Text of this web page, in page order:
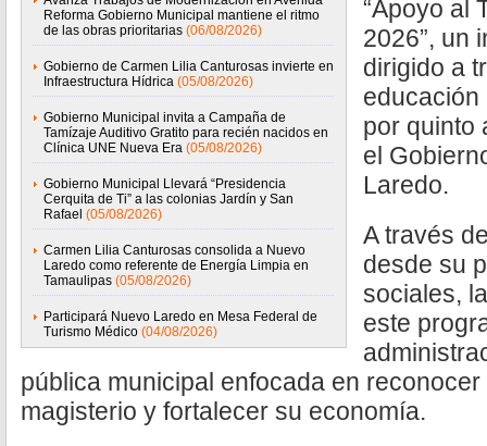
Reforma Gobierno Municipal mantiene el ritmo
de las obras prioritarias (06/08/2026)
Gobierno de Carmen Lilia Canturosas invierte en
Infraestructura Hídrica (05/08/2026)
Gobierno Municipal invita a Campaña de
Tamízaje Auditivo Gratito para recién nacidos en
Clínica UNE Nueva Era (05/08/2026)
Gobierno Municipal Llevará “Presidencia
Cerquita de Ti” a las colonias Jardín y San
Rafael (05/08/2026)
Carmen Lilia Canturosas consolida a Nuevo
Laredo como referente de Energía Limpia en
Tamaulipas (05/08/2026)
Participará Nuevo Laredo en Mesa Federal de
Turismo Médico (04/08/2026)
“Apoyo al
2026”, un
dirigido a
educación
por quinto
el
Laredo.
A través
desde su
sociales,
este
pública municipal enfocada en
magisterio y fortalecer su economía.